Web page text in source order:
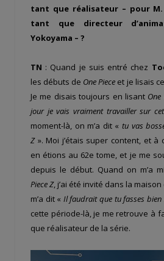
tant que réalisateur – pour
tant que directeur
Yokoyama – ?
TN : Quand je suis entré chez
les débuts de One Piece et je lisais
Je me disais toujours en lisant One
jour je vais vraiment travailler sur
moment-là, on m’a dit « tu vas
Z». Moi j’étais super content, et à
en étions au 62e tome, et je me
depuis le début. Quand on m’a
Piece Z, j’ai été invité dans la
m’a dit « Il faudrait que tu fasses bien
cette période-là, je me retrouve à
que réalisateur de la série.